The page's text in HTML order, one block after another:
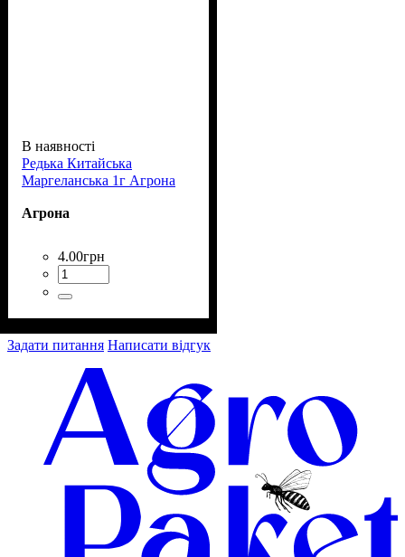
В наявності
Редька Китайська
Маргеланська 1г Агрона
Агрона
4.00грн
Задати питання Написати відгук